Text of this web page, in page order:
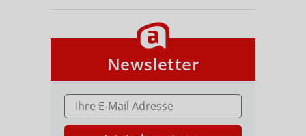
Newsletter
E-MAIL ADRESSE